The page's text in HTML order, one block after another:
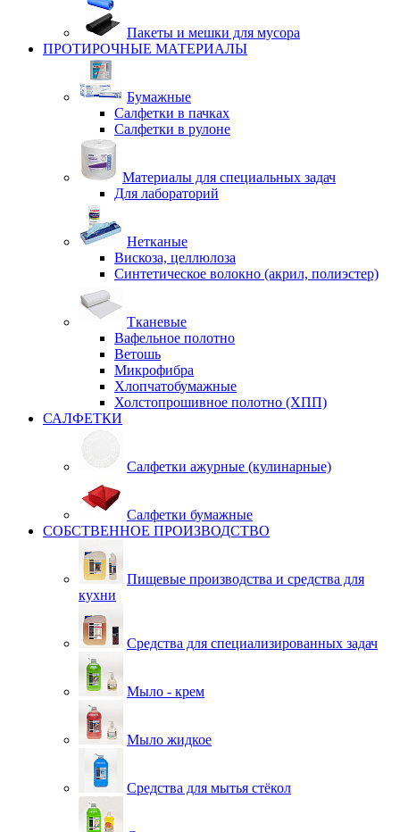
Пакеты и мешки для мусора
ПРОТИРОЧНЫЕ МАТЕРИАЛЫ
Бумажные
Салфетки в пачках
Салфетки в рулоне
Материалы для специальных задач
Для лабораторий
Нетканые
Вискоза, целлюлоза
Синтетическое волокно (акрил, полиэстер)
Тканевые
Вафельное полотно
Ветошь
Микрофибра
Хлопчатобумажные
Холстопрошивное полотно (ХПП)
САЛФЕТКИ
Салфетки ажурные (кулинарные)
Салфетки бумажные
СОБСТВЕННОЕ ПРОИЗВОДСТВО
Пищевые производства и средства для
кухни
Средства для специализированных задач
Мыло - крем
Мыло жидкое
Средства для мытья стёкол